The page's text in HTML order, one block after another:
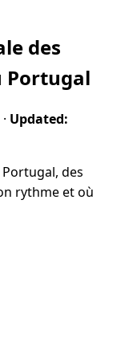
des
Portugal
· Updated:
des
rythme et où